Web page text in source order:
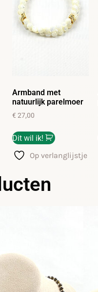
Armband met
natuurlijk parelmoer
€ 27,00
Dit wil ik!
Op verlanglijstje